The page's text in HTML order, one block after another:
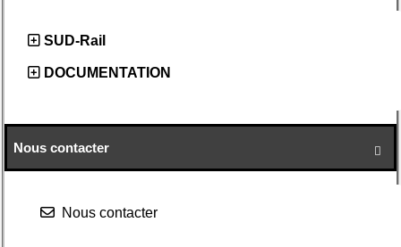
SUD-Rail
DOCUMENTATION

Nous contacter
Nous contacter